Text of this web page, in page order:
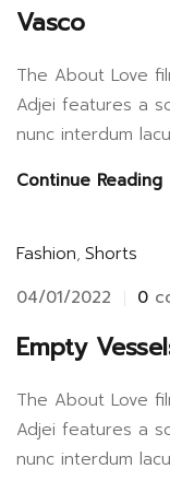
Vasco
The About Love
Adjei features a
nunc interdum
Continue Reading
Fashion, Shorts
04/01/2022
0
Empty
The About Love
Adjei features a
nunc interdum